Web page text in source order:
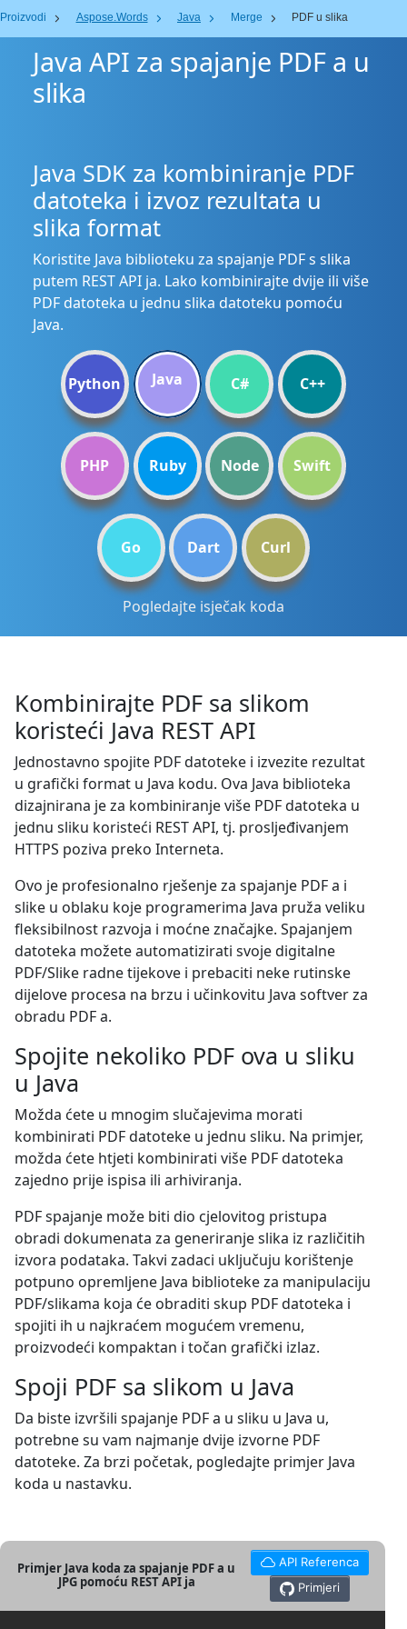
Proizvodi Aspose.Words Java Merge PDF u slika
Java API za spajanje PDF a u
slika
Java SDK za kombiniranje PDF
datoteka i izvoz rezultata u
slika format
Koristite Java biblioteku za spajanje PDF s slika
putem REST API ja. Lako kombinirajte dvije ili više
PDF datoteka u jednu slika datoteku pomoću
Java.
Python Java C# C++
PHP Ruby Node Swift
Go Dart Curl
Pogledajte isječak koda
Kombinirajte PDF sa slikom
koristeći Java REST API
Jednostavno spojite PDF datoteke i izvezite rezultat
u grafički format u Java kodu. Ova Java biblioteka
dizajnirana je za kombiniranje više PDF datoteka u
jednu sliku koristeći REST API, tj. prosljeđivanjem
HTTPS poziva preko Interneta.
Ovo je profesionalno rješenje za spajanje PDF a i
slike u oblaku koje programerima Java pruža veliku
fleksibilnost razvoja i moćne značajke. Spajanjem
datoteka možete automatizirati svoje digitalne
PDF/Slike radne tijekove i prebaciti neke rutinske
dijelove procesa na brzu i učinkovitu Java softver za
obradu PDF a.
Spojite nekoliko PDF ova u sliku
u Java
Možda ćete u mnogim slučajevima morati
kombinirati PDF datoteke u jednu sliku. Na primjer,
možda ćete htjeti kombinirati više PDF datoteka
zajedno prije ispisa ili arhiviranja.
PDF spajanje može biti dio cjelovitog pristupa
obradi dokumenata za generiranje slika iz različitih
izvora podataka. Takvi zadaci uključuju korištenje
potpuno opremljene Java biblioteke za manipulaciju
PDF/slikama koja će obraditi skup PDF datoteka i
spojiti ih u najkraćem mogućem vremenu,
proizvodeći kompaktan i točan grafički izlaz.
Spoji PDF sa slikom u Java
Da biste izvršili spajanje PDF a u sliku u Java u,
potrebne su vam najmanje dvije izvorne PDF
datoteke. Za brzi početak, pogledajte primjer Java
koda u nastavku.
Primjer Java koda za spajanje PDF a u
JPG pomoću REST API ja
API Referenca
Primjeri